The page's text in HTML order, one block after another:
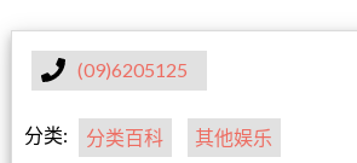
(09)6205125
分类: 分类百科 其他娱乐